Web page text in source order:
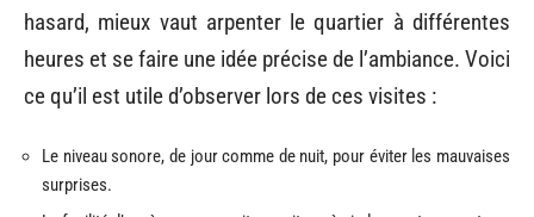
hasard, mieux vaut arpenter le quartier à différentes
heures et se faire une idée précise de l’ambiance. Voici
ce qu’il est utile d’observer lors de ces visites :
Le niveau sonore, de jour comme de nuit, pour éviter les mauvaises
surprises.